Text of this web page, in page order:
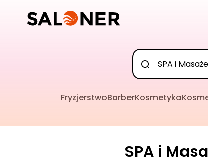
FryzjerstwoBarberKosmetyka
SPA i